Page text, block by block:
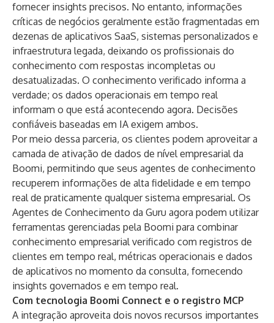
fornecer insights precisos. No entanto, informações
críticas de negócios geralmente estão fragmentadas em
dezenas de aplicativos SaaS, sistemas personalizados e
infraestrutura legada, deixando os profissionais do
conhecimento com respostas incompletas ou
desatualizadas. O conhecimento verificado informa a
verdade; os dados operacionais em tempo real
informam o que está acontecendo agora. Decisões
confiáveis ​​baseadas em IA exigem ambos.
Por meio dessa parceria, os clientes podem aproveitar a
camada de ativação de dados de nível empresarial da
Boomi, permitindo que seus agentes de conhecimento
recuperem informações de alta fidelidade e em tempo
real de praticamente qualquer sistema empresarial. Os
Agentes de Conhecimento da Guru agora podem utilizar
ferramentas gerenciadas pela Boomi para combinar
conhecimento empresarial verificado com registros de
clientes em tempo real, métricas operacionais e dados
de aplicativos no momento da consulta, fornecendo
insights governados e em tempo real.
Com tecnologia Boomi Connect e o registro MCP
A integração aproveita dois novos recursos importantes